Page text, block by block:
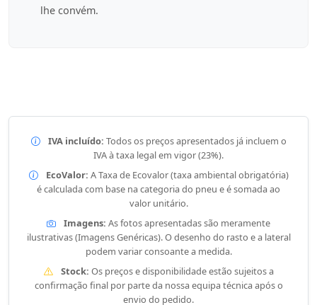
lhe convém.
IVA incluído: Todos os preços apresentados já incluem o
IVA à taxa legal em vigor (23%).
EcoValor: A Taxa de Ecovalor (taxa ambiental obrigatória)
é calculada com base na categoria do pneu e é somada ao
valor unitário.
Imagens: As fotos apresentadas são meramente
ilustrativas (Imagens Genéricas). O desenho do rasto e a lateral
podem variar consoante a medida.
Stock: Os preços e disponibilidade estão sujeitos a
confirmação final por parte da nossa equipa técnica após o
envio do pedido.